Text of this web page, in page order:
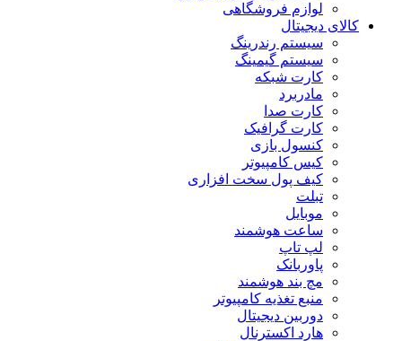
لوازم فروشگاهی
کالای دیجیتال
سیستم رندرینگ
سیستم گیمینگ
کارت شبکه
مادربرد
کارت صدا
کارت گرافیک
کنسول بازی
کیس کامپیوتر
کیف پول سخت افزاری
تبلت
موبایل
ساعت هوشمند
لپ تاپ
پاوربانک
مچ بند هوشمند
منبع تغذیه کامپیوتر
دوربین دیجیتال
هارد اکسترنال